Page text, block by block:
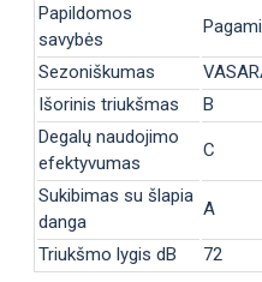
Papildomos
savybės
Sezoniškumas
Išorinis triukšmas
B
Degalų naudojimo
efektyvumas
C
Sukibimas su šlapia
danga
A
Triukšmo lygis dB 72